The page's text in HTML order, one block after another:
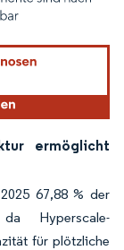
Namensnennung
ermöglicht
67,88 % der
Hyperscale-
für plötzliche